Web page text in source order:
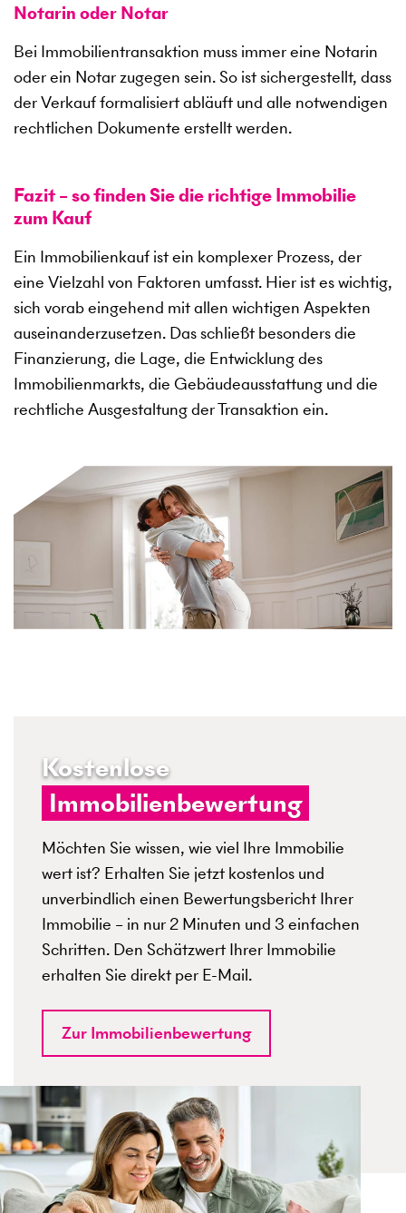
Notarin oder Notar
Bei Immobilientransaktion muss immer eine Notarin
oder ein Notar zugegen sein. So ist sichergestellt, dass
der Verkauf formalisiert abläuft und alle notwendigen
rechtlichen Dokumente erstellt werden.
Fazit – so finden Sie die richtige Immobilie
zum Kauf
Ein Immobilienkauf ist ein komplexer Prozess, der
eine Vielzahl von Faktoren umfasst. Hier ist es wichtig,
sich vorab eingehend mit allen wichtigen Aspekten
auseinanderzusetzen. Das schließt besonders die
Finanzierung, die Lage, die Entwicklung des
Immobilienmarkts, die Gebäudeausstattung und die
rechtliche Ausgestaltung der Transaktion ein.
Kostenlose
Immobilienbewertung
Möchten Sie wissen, wie viel Ihre Immobilie
wert ist? Erhalten Sie jetzt kostenlos und
unverbindlich einen Bewertungsbericht Ihrer
Immobilie – in nur 2 Minuten und 3 einfachen
Schritten. Den Schätzwert Ihrer Immobilie
erhalten Sie direkt per E-Mail.
Zur Immobilienbewertung